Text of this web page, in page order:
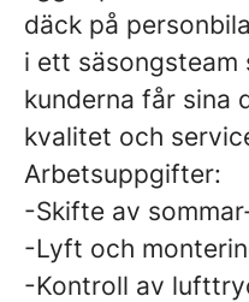
däck på
i ett säsongsteam
kunderna får sina
kvalitet och
Arbetsuppgifter:
-Skifte av
-Lyft och
-Kontroll av